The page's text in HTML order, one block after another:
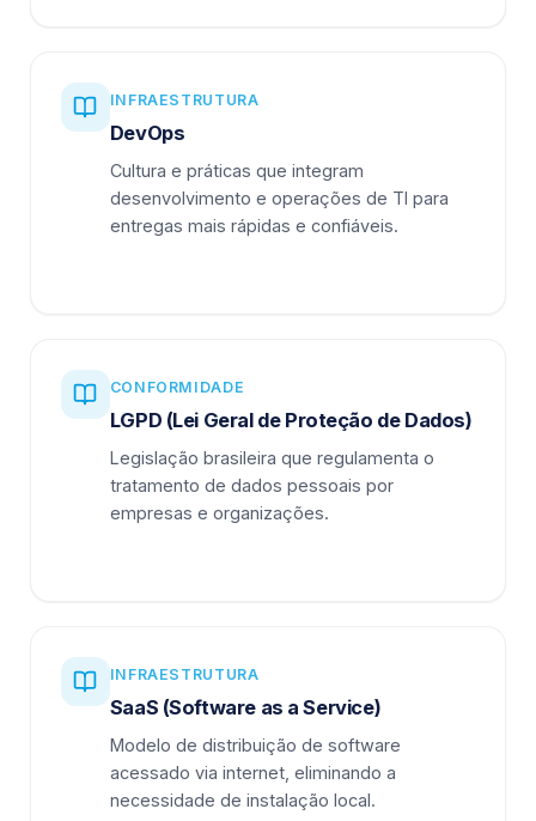
INFRAESTRUTURA
DevOps
Cultura e práticas que integram
desenvolvimento e operações de TI para
entregas mais rápidas e confiáveis.
CONFORMIDADE
LGPD (Lei Geral de Proteção de Dados)
Legislação brasileira que regulamenta o
tratamento de dados pessoais por
empresas e organizações.
INFRAESTRUTURA
SaaS (Software as a Service)
Modelo de distribuição de software
acessado via internet, eliminando a
necessidade de instalação local.